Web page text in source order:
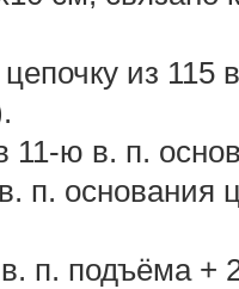
из
11-ю в. п.
п. основания
п. подъёма +